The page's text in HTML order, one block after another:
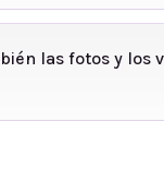
las fotos y los